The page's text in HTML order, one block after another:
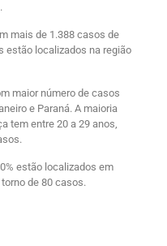
mais de 1.388 casos de
estão localizados na região
maior número de casos
e Paraná. A maioria
tem entre 20 a 29 anos,
estão localizados em
de 80 casos.